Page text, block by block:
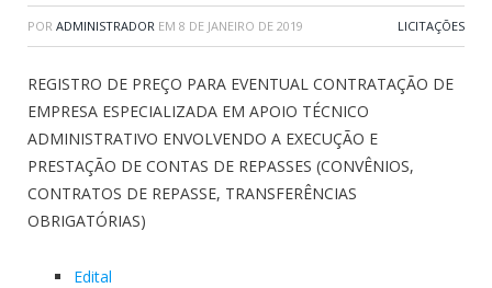
POR ADMINISTRADOR EM 8 DE JANEIRO DE 2019 LICITAÇÕES
REGISTRO DE PREÇO PARA EVENTUAL CONTRATAÇÃO DE
EMPRESA ESPECIALIZADA EM APOIO TÉCNICO
ADMINISTRATIVO ENVOLVENDO A EXECUÇÃO E
PRESTAÇÃO DE CONTAS DE REPASSES (CONVÊNIOS,
CONTRATOS DE REPASSE, TRANSFERÊNCIAS
OBRIGATÓRIAS)
Edital